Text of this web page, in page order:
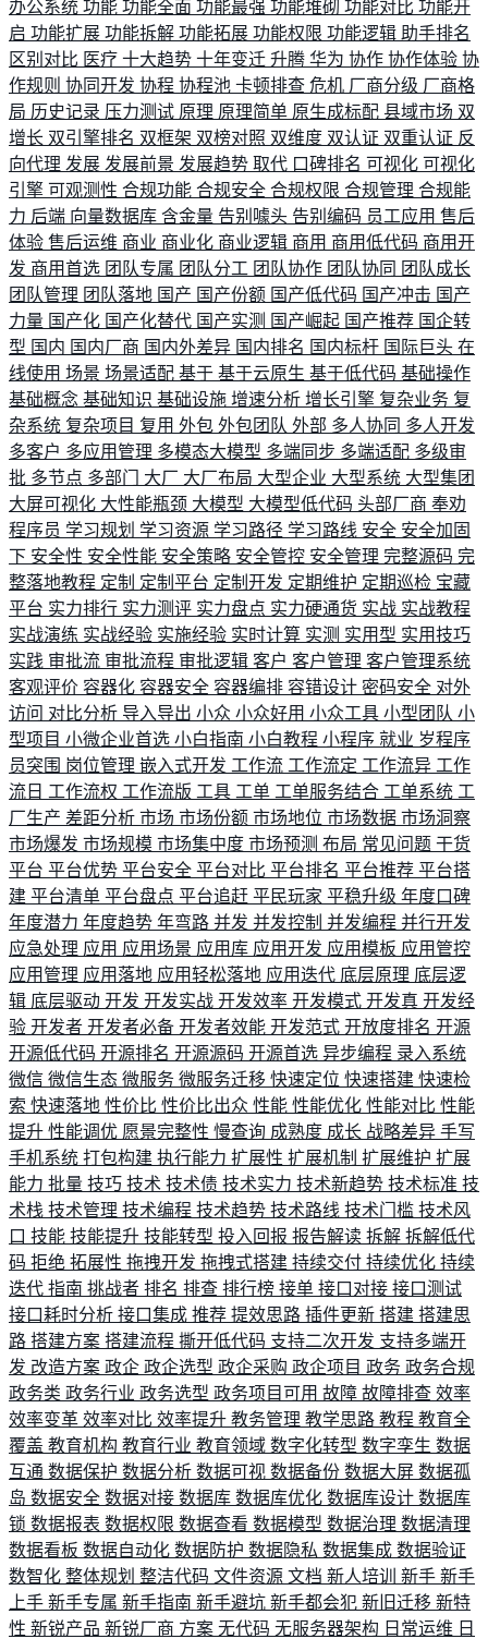
办公系统 功能 功能全面 功能最强 功能堆砌 功能对比 功能开
启 功能扩展 功能拆解 功能拓展 功能权限 功能逻辑 助手排名
区别对比 医疗 十大趋势 十年变迁 升腾 华为 协作 协作体验 协
作规则 协同开发 协程 协程池 卡顿排查 危机 厂商分级 厂商格
局 历史记录 压力测试 原理 原理简单 原生成标配 县域市场 双
增长 双引擎排名 双框架 双榜对照 双维度 双认证 双重认证 反
向代理 发展 发展前景 发展趋势 取代 口碑排名 可视化 可视化
引擎 可观测性 合规功能 合规安全 合规权限 合规管理 合规能
力 后端 向量数据库 含金量 告别噱头 告别编码 员工应用 售后
体验 售后运维 商业 商业化 商业逻辑 商用 商用低代码 商用开
发 商用首选 团队专属 团队分工 团队协作 团队协同 团队成长
团队管理 团队落地 国产 国产份额 国产低代码 国产冲击 国产
力量 国产化 国产化替代 国产实测 国产崛起 国产推荐 国企转
型 国内 国内厂商 国内外差异 国内排名 国内标杆 国际巨头 在
线使用 场景 场景适配 基于 基于云原生 基于低代码 基础操作
基础概念 基础知识 基础设施 增速分析 增长引擎 复杂业务 复
杂系统 复杂项目 复用 外包 外包团队 外部 多人协同 多人开发
多客户 多应用管理 多模态大模型 多端同步 多端适配 多级审
批 多节点 多部门 大厂 大厂布局 大型企业 大型系统 大型集团
大屏可视化 大性能瓶颈 大模型 大模型低代码 头部厂商 奉劝
程序员 学习规划 学习资源 学习路径 学习路线 安全 安全加固
下 安全性 安全性能 安全策略 安全管控 安全管理 完整源码 完
整落地教程 定制 定制平台 定制开发 定期维护 定期巡检 宝藏
平台 实力排行 实力测评 实力盘点 实力硬通货 实战 实战教程
实战演练 实战经验 实施经验 实时计算 实测 实用型 实用技巧
实践 审批流 审批流程 审批逻辑 客户 客户管理 客户管理系统
客观评价 容器化 容器安全 容器编排 容错设计 密码安全 对外
访问 对比分析 导入导出 小众 小众好用 小众工具 小型团队 小
型项目 小微企业首选 小白指南 小白教程 小程序 就业 岁程序
员突围 岗位管理 嵌入式开发 工作流 工作流定 工作流异 工作
流日 工作流权 工作流版 工具 工单 工单服务结合 工单系统 工
厂生产 差距分析 市场 市场份额 市场地位 市场数据 市场洞察
市场爆发 市场规模 市场集中度 市场预测 布局 常见问题 干货
平台 平台优势 平台安全 平台对比 平台排名 平台推荐 平台搭
建 平台清单 平台盘点 平台追赶 平民玩家 平稳升级 年度口碑
年度潜力 年度趋势 年弯路 并发 并发控制 并发编程 并行开发
应急处理 应用 应用场景 应用库 应用开发 应用模板 应用管控
应用管理 应用落地 应用轻松落地 应用迭代 底层原理 底层逻
辑 底层驱动 开发 开发实战 开发效率 开发模式 开发真 开发经
验 开发者 开发者必备 开发者效能 开发范式 开放度排名 开源
开源低代码 开源排名 开源源码 开源首选 异步编程 录入系统
微信 微信生态 微服务 微服务迁移 快速定位 快速搭建 快速检
索 快速落地 性价比 性价比出众 性能 性能优化 性能对比 性能
提升 性能调优 愿景完整性 慢查询 成熟度 成长 战略差异 手写
手机系统 打包构建 执行能力 扩展性 扩展机制 扩展维护 扩展
能力 批量 技巧 技术 技术债 技术实力 技术新趋势 技术标准 技
术栈 技术管理 技术编程 技术趋势 技术路线 技术门槛 技术风
口 技能 技能提升 技能转型 投入回报 报告解读 拆解 拆解低代
码 拒绝 拓展性 拖拽开发 拖拽式搭建 持续交付 持续优化 持续
迭代 指南 挑战者 排名 排查 排行榜 接单 接口对接 接口测试
接口耗时分析 接口集成 推荐 提效思路 插件更新 搭建 搭建思
路 搭建方案 搭建流程 撕开低代码 支持二次开发 支持多端开
发 改造方案 政企 政企选型 政企采购 政企项目 政务 政务合规
政务类 政务行业 政务选型 政务项目可用 故障 故障排查 效率
效率变革 效率对比 效率提升 教务管理 教学思路 教程 教育全
覆盖 教育机构 教育行业 教育领域 数字化转型 数字孪生 数据
互通 数据保护 数据分析 数据可视 数据备份 数据大屏 数据孤
岛 数据安全 数据对接 数据库 数据库优化 数据库设计 数据库
锁 数据报表 数据权限 数据查看 数据模型 数据治理 数据清理
数据看板 数据自动化 数据防护 数据隐私 数据集成 数据验证
数智化 整体规划 整洁代码 文件资源 文档 新人培训 新手 新手
上手 新手专属 新手指南 新手避坑 新手都会犯 新旧迁移 新特
性 新锐产品 新锐厂商 方案 无代码 无服务器架构 日常运维 日